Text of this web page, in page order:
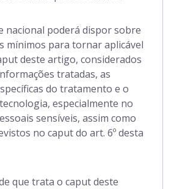
nacional poderá dispor sobre
mínimos para tornar aplicável
deste artigo, considerados
tratadas, as
do tratamento e o
especialmente no
sensíveis, assim como
no caput do art. 6º desta
que trata o caput deste